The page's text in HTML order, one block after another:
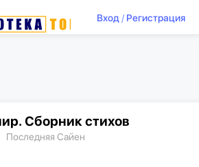
Вход/ Регистрация
Сборник стихов
Последняя Сайен